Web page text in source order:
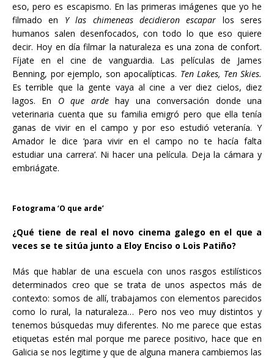
eso, pero es escapismo. En las primeras imágenes que yo he
filmado en Y las chimeneas decidieron escapar los seres
humanos salen desenfocados, con todo lo que eso quiere
decir. Hoy en día filmar la naturaleza es una zona de confort.
Fíjate en el cine de vanguardia. Las películas de James
Benning, por ejemplo, son apocalípticas. Ten Lakes, Ten Skies.
Es terrible que la gente vaya al cine a ver diez cielos, diez
lagos. En O que ardehay una conversación donde una
veterinaria cuenta que su familia emigró pero que ella tenía
ganas de vivir en el campo y por eso estudió veteranía. Y
Amador le dice ‘para vivir en el campo no te hacía falta
estudiar una carrera’. Ni hacer una película. Deja la cámara y
embriágate.
Fotograma ‘O que arde’
¿Qué tiene de real el novo cinema galego en el que a
veces se te sitúa junto a Eloy Enciso o Lois Patiño?
Más que hablar de una escuela con unos rasgos estilísticos
determinados creo que se trata de unos aspectos más de
contexto: somos de allí, trabajamos con elementos parecidos
como lo rural, la naturaleza… Pero nos veo muy distintos y
tenemos búsquedas muy diferentes. No me parece que estas
etiquetas estén mal porque me parece positivo, hace que en
Galicia se nos legitime y que de alguna manera cambiemos las